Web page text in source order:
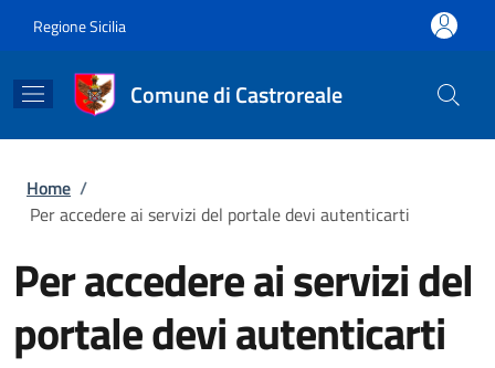
Regione Sicilia
Comune di Castroreale
Briciole di pane
Home /
Per accedere ai servizi del portale devi autenticarti
Per accedere ai servizi del
portale devi autenticarti